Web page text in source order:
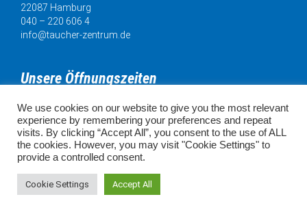
22087 Hamburg
040 – 220 606 4
info@taucher-zentrum.de
Unsere Öffnungszeiten
Mo. 11:00 - 18:00 Uhr
Di. 11:00 - 20:00 Uhr
Mi. 11:00 - 18:00 Uhr
Do. 11:00 - 18:00 Uhr
Fr. 11:00 - 18:00 Uhr
We use cookies on our website to give you the most relevant
experience by remembering your preferences and repeat
visits. By clicking “Accept All”, you consent to the use of ALL
the cookies. However, you may visit "Cookie Settings" to
provide a controlled consent.
Cookie Settings Accept All